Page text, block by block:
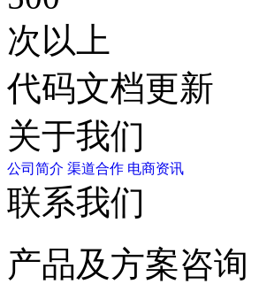
次以上
代码文档更新
关于我们
公司简介 渠道合作 电商资讯
联系我们
产品及方案咨询